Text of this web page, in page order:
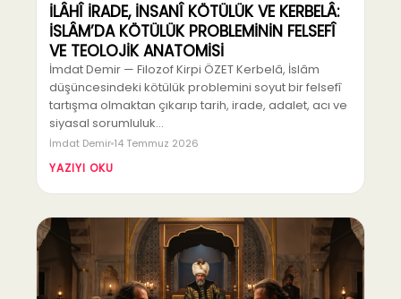
İLÂHÎ İRADE, İNSANÎ KÖTÜLÜK VE KERBELÂ:
İSLÂM’DA KÖTÜLÜK PROBLEMİNİN FELSEFÎ
VE TEOLOJİK ANATOMİSİ
İmdat Demir — Filozof Kirpi ÖZET Kerbelâ, İslâm
düşüncesindeki kötülük problemini soyut bir felsefî
tartışma olmaktan çıkarıp tarih, irade, adalet, acı ve
siyasal sorumluluk…
İmdat Demir 14 Temmuz 2026
YAZIYI OKU